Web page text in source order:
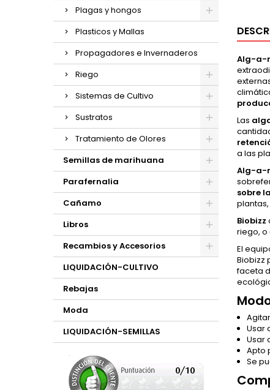
Plagas y hongos
Plasticos y Mallas
Propagadores e Invernaderos
Riego
Sistemas de Cultivo
Sustratos
Tratamiento de Olores
Semillas de marihuana
Parafernalia
Cañamo
Libros
Recambios y Accesorios
LIQUIDACIÓN-CULTIVO
Rebajas
Moda
LIQUIDACIÓN-SEMILLAS
Alg-a-
Las
a las
Alg-a-
sobre
Biobizz
riego, o
El
Biobizz
faceta
Usar
Usar
Apto
Se